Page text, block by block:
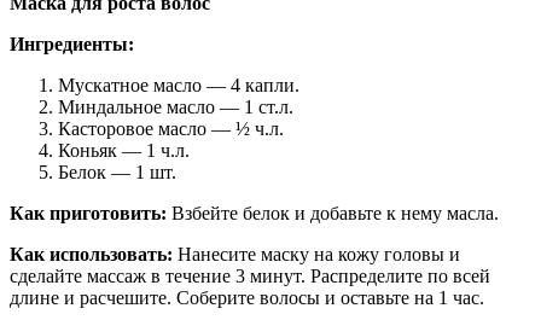
Ингредиенты:
Мускатное масло — 4 капли.
Миндальное масло — 1 ст.л.
Касторовое масло — ½ ч.л.
Коньяк — 1 ч.л.
Белок — 1 шт.
Как приготовить: Взбейте белок и добавьте к нему масла.
Как использовать: Нанесите маску на кожу головы и
сделайте массаж в течение 3 минут. Распределите по всей
длине и расчешите. Соберите волосы и оставьте на 1 час.